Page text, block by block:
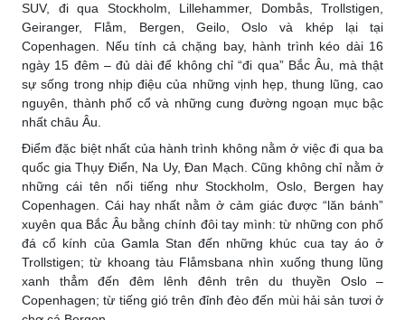
SUV, đi qua Stockholm, Lillehammer, Dombås, Trollstigen,
Geiranger, Flåm, Bergen, Geilo, Oslo và khép lại tại
Copenhagen. Nếu tính cả chặng bay, hành trình kéo dài 16
ngày 15 đêm – đủ dài để không chỉ “đi qua” Bắc Âu, mà thật
sự sống trong nhịp điệu của những vịnh hẹp, thung lũng, cao
nguyên, thành phố cổ và những cung đường ngoạn mục bậc
nhất châu Âu.
Điểm đặc biệt nhất của hành trình không nằm ở việc đi qua ba
quốc gia Thụy Điển, Na Uy, Đan Mạch. Cũng không chỉ nằm ở
những cái tên nổi tiếng như Stockholm, Oslo, Bergen hay
Copenhagen. Cái hay nhất nằm ở cảm giác được “lăn bánh”
xuyên qua Bắc Âu bằng chính đôi tay mình: từ những con phố
đá cổ kính của Gamla Stan đến những khúc cua tay áo ở
Trollstigen; từ khoang tàu Flåmsbana nhìn xuống thung lũng
xanh thẳm đến đêm lênh đênh trên du thuyền Oslo –
Copenhagen; từ tiếng gió trên đỉnh đèo đến mùi hải sản tươi ở